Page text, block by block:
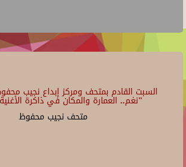
السبت القادم بمتحف ومركز إبداع نجيب
"نغم.. العمارة والمكان في ذاكرة
متحف نجيب محفوظ